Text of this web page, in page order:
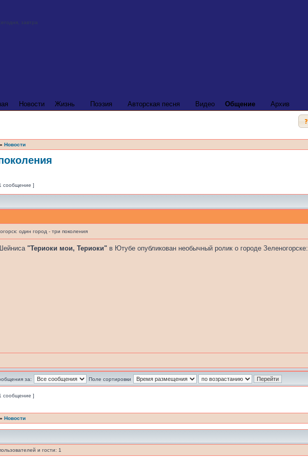
Новости Жизнь Поэзия Авторская песня Видео Общение Архив
» Новости
сообщение ]
один город - три поколения
"Териоки мои, Териоки" в Ютубе опубликован необычный ролик о городе Зеленогорске:
за: Поле сортировки
сообщение ]
» Новости
и гости: 1